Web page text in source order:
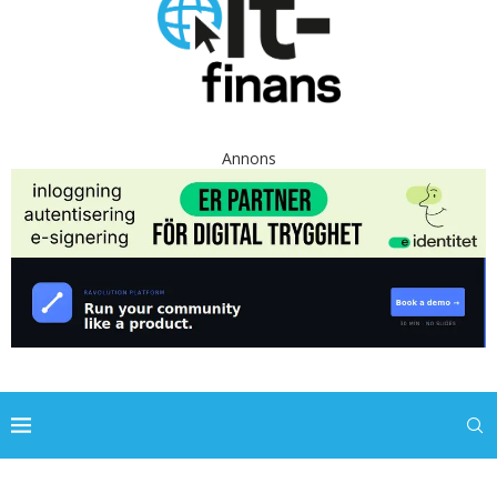
Annons